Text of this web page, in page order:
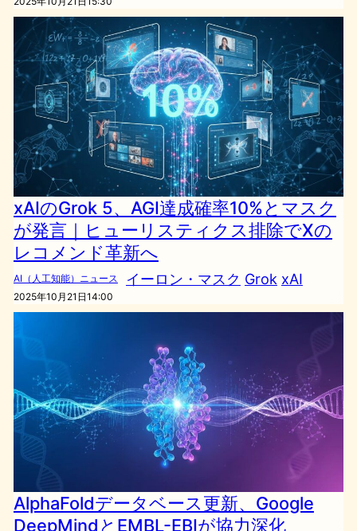
xAIのGrok 5、AGI達成確率10%とマスク
が発言｜ヒューリスティクス排除でXの
レコメンド革新へ
AI（人工知能）ニュース イーロン・マスク Grok xAI
2025年10月21日14:00
AlphaFoldデータベース更新、Google
DeepMindとEMBL-EBIが協力深化